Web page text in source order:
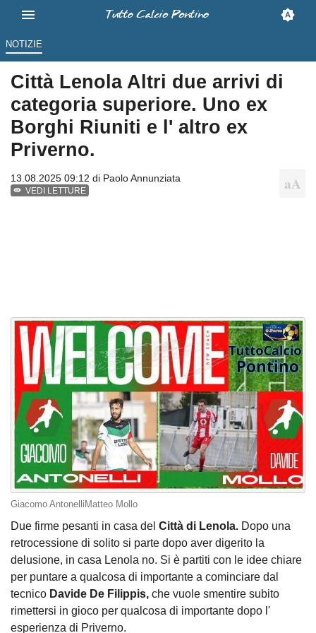
NOTIZIE
Città Lenola Altri due arrivi di
categoria superiore. Uno ex
Borghi Riuniti e l' altro ex
Priverno.
13.08.2025 09:12 di Paolo Annunziata
VEDI LETTURE
Giacomo AntonelliMatteo Mollo
Due firme pesanti in casa del Città di Lenola. Dopo una
retrocessione di solito si parte dopo aver digerito la
delusione, in casa Lenola no. Si è partiti con le idee chiare
per puntare a qualcosa di importante a cominciare dal
tecnico Davide De Filippis, che vuole smentire subito
rimettersi in gioco per qualcosa di importante dopo l'
esperienza di Priverno.